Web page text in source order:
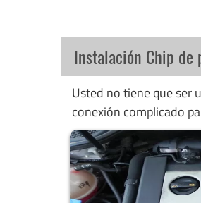
Instalación Chip de
Usted no tiene que ser
conexión complicado